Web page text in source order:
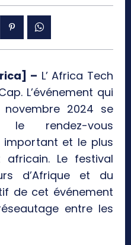
– L’ Africa Tech
L’événement qui
2024 se
le rendez-vous
important et le plus
Le festival
d’Afrique et du
de cet événement
entre les